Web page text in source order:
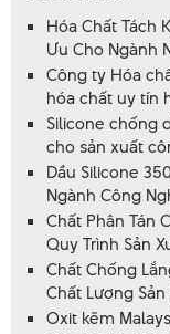
Hóa Chất Tách
Ưu Cho Ngành
Công ty Hóa
hóa chất uy tín
Silicone chống
cho sản xuất
Dầu Silicone
Ngành Công
Chất Phân Tán
Quy Trình Sản
Chất Chống
Chất Lượng
Oxit kẽm